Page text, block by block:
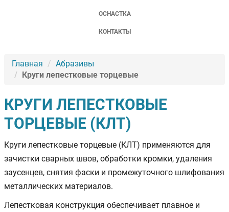
ОСНАСТКА
КОНТАКТЫ
Главная
Абразивы
Круги лепестковые торцевые
КРУГИ ЛЕПЕСТКОВЫЕ
ТОРЦЕВЫЕ (КЛТ)
Круги лепестковые торцевые (КЛТ) применяются для
зачистки сварных швов, обработки кромки, удаления
заусенцев, снятия фаски и промежуточного шлифования
металлических материалов.
Лепестковая конструкция обеспечивает плавное и